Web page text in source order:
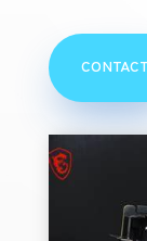
CONTACT